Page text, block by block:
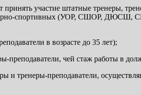
принять участие штатные тренеры,
спортивных (УОР, СШОР, ДЮСШ,
в возрасте до 35 лет);
чей стаж работы в
и тренеры-преподаватели,